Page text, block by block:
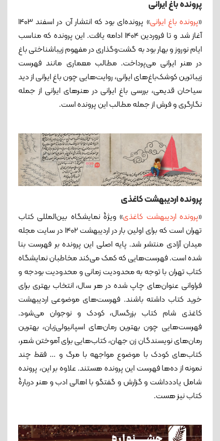
پرونده باغ ایرانی
«پرونده باغ ایرانی
» پرونده‌ای بود که انتشار آن در اسفند 1403
آغاز شد و تا فروردین 1404 ادامه یافت. این پرونده که مناسب
ایام نوروز و بهار بود به گشت‌وگذاری در مفهوم زیباشناختی باغ
در هنر ایرانی می‌پرداخت. مطالب معماری مانند فهرست
زیباترین کوشک‌باغ‌های ایرانی، روایت‌هایی چون باغ ایرانی از دید
سیاحان قدیمی، بررسی باغ ایرانی در هنرهای ایرانی از جمله
نگارگری و فرش از جمله مطالب این پرونده است.
پرونده اردیبهشت کاغذی
«پرونده اردیبهشت کاغذی» ویژۀ نمایشگاه بین‌المللی کتاب
تهران است که برای اولین بار در اردیبهشت 1402 در سایت مجله
میدان آزادی منتشر شد. پایه اصلی این پرونده بر فهرست بنا
شده است. فهرست‌هایی که کمک می‌کند مخاطبان نمایشگاه
کتاب تهران با توجه به محدودیت زمانی و محدودیت بودجه و
فراوانی عنوان‌های چاپ شده در هر سال، انتخاب بهتری برای
خرید کتاب داشته باشند. فهرست‌های موضوعی اردیبهشت
کاغذی شام کتاب بزرگسال، کودک و نوجوان می‌شود.
فهرست‌هایی چون بهترین رمان‌های اسپانیولی‌زبان، بهترین
رمان‌های نویسندگان زن جهان، کتاب‌هایی برای آموختن شعر،
کتاب‌های کودک با موضوع مواجهه با مرگ و ... فقط چند
نمونه از ده‌ها فهرست این پرونده هستند. علاوه بر این، پرونده
شامل یاددداشت و گزارش و گفتگو با اهالی ادب و هنر دربارۀ
کتاب نیز هست.